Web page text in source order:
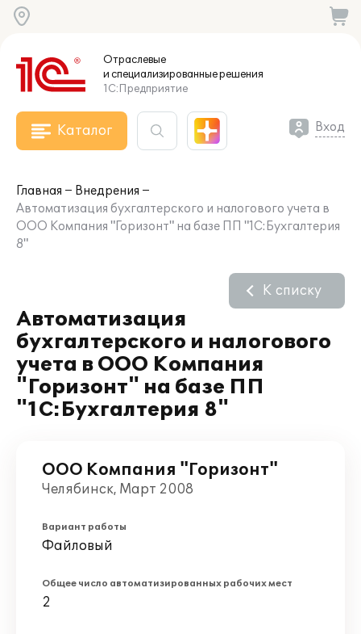
Отраслевые
и специализированныерешения
1С:Предприятие
Каталог Вход
Главная
Внедрения
Автоматизация бухгалтерского и налогового учета в
ООО Компания "Горизонт" на базе ПП "1С:Бухгалтерия
8"
Автоматизация
бухгалтерского и налогового
учета в ООО Компания
"Горизонт" на базе ПП
"1С:Бухгалтерия 8"
К списку
ООО Компания "Горизонт"
Челябинск, Март 2008
Вариант работы
Файловый
Общее число автоматизированных рабочих мест
2